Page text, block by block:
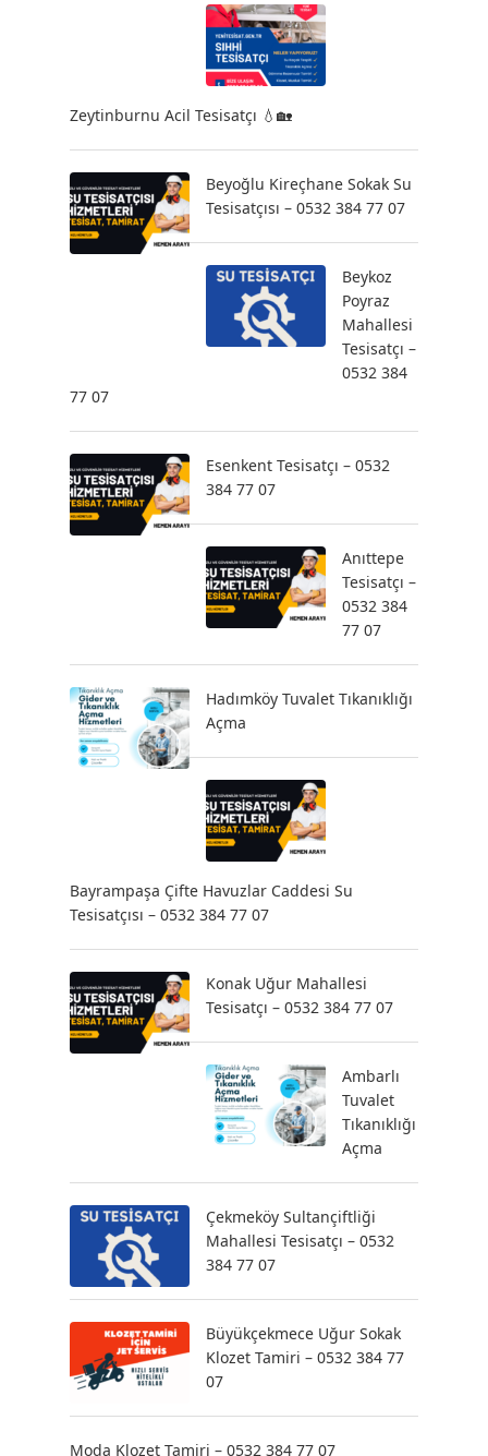
Zeytinburnu Acil Tesisatçı 💧🏡
Beyoğlu Kireçhane Sokak Su
Tesisatçısı – 0532 384 77 07
Beykoz
Poyraz
Mahallesi
Tesisatçı –
0532 384
77 07
Esenkent Tesisatçı – 0532
384 77 07
Anıttepe
Tesisatçı –
0532 384
77 07
Hadımköy Tuvalet Tıkanıklığı
Açma
Bayrampaşa Çifte Havuzlar Caddesi Su
Tesisatçısı – 0532 384 77 07
Konak Uğur Mahallesi
Tesisatçı – 0532 384 77 07
Ambarlı
Tuvalet
Tıkanıklığı
Açma
Çekmeköy Sultançiftliği
Mahallesi Tesisatçı – 0532
384 77 07
Büyükçekmece Uğur Sokak
Klozet Tamiri – 0532 384 77
07
Moda Klozet Tamiri – 0532 384 77 07